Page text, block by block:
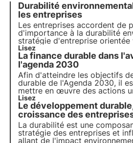
Durabilité
les entreprises
Les entreprises accordent de
d'importance à la durabilité
stratégie d'entreprise
écologique n'est pas une
nécessité. Voyons comment
croître et dynamiser l'économie.
Lisez
La finance durable dans
l'agenda 2030
Afin d'atteindre les objectifs
durable de l'Agenda 2030, il
mettre en œuvre des actions
domaine de la finance. Lors du
nécessité de mettre en œuvre
pour la réalisation des ODD a
Lisez
Le développement
croissance des
La durabilité est une
stratégie des entreprises et
allant de l'impact